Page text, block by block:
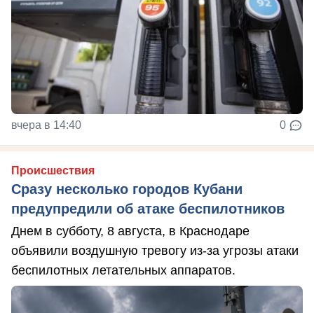
вчера в 14:40 0
Происшествия
Сразу несколько городов Кубани
предупредили об атаке беспилотников
Днем в субботу, 8 августа, в Краснодаре
объявили воздушную тревогу из-за угрозы атаки
беспилотных летательных аппаратов.